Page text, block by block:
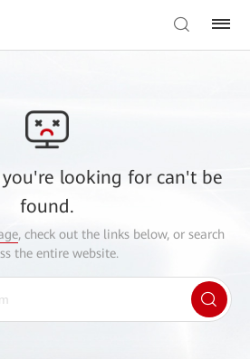
you're looking for can't be
found.
, check out the links below, or search
the entire website.